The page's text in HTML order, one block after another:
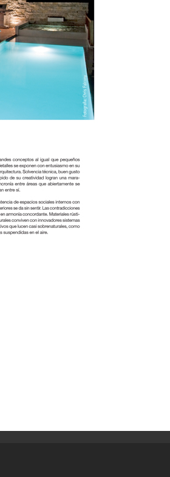
MUBB DESIGN STUDIO – ESPECIAL
INTERIORISMO & DECORACIÓN 2026